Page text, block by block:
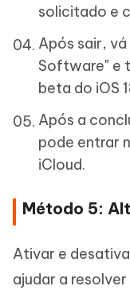
solicitado e
Após sair,
Software" e
beta do iOS
Após a
pode entrar
iCloud.
Método 5:
Ativar e
ajudar a